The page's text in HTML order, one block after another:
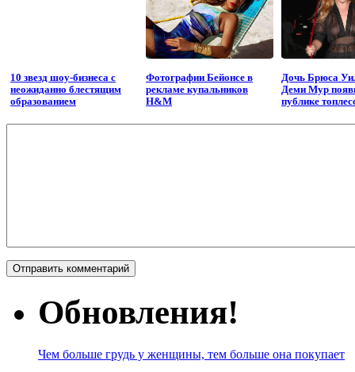
10 звезд шоу-бизнеса с
неожиданно блестящим
образованием
Фотографии Бейонсе в
рекламе купальников
H&M
Дочь Брюса
Деми Мур
публике
Обновления!
Чем больше грудь у женщины, тем больше она покупает